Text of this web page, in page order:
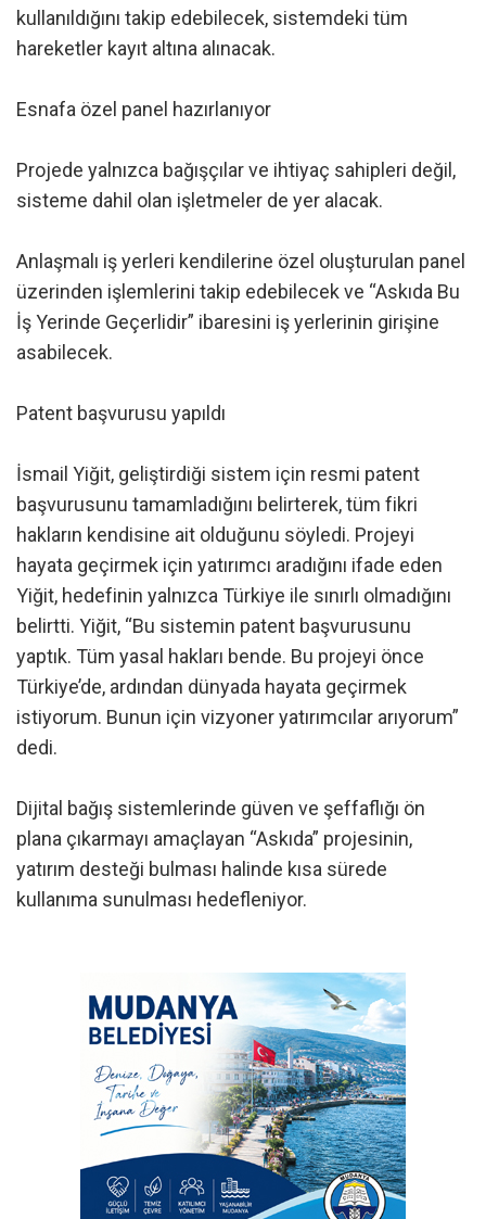
kullanıldığını takip edebilecek, sistemdeki tüm
hareketler kayıt altına alınacak.
Esnafa özel panel hazırlanıyor
Projede yalnızca bağışçılar ve ihtiyaç sahipleri değil,
sisteme dahil olan işletmeler de yer alacak.
Anlaşmalı iş yerleri kendilerine özel oluşturulan panel
üzerinden işlemlerini takip edebilecek ve “Askıda Bu
İş Yerinde Geçerlidir” ibaresini iş yerlerinin girişine
asabilecek.
Patent başvurusu yapıldı
İsmail Yiğit, geliştirdiği sistem için resmi patent
başvurusunu tamamladığını belirterek, tüm fikri
hakların kendisine ait olduğunu söyledi. Projeyi
hayata geçirmek için yatırımcı aradığını ifade eden
Yiğit, hedefinin yalnızca Türkiye ile sınırlı olmadığını
belirtti. Yiğit, “Bu sistemin patent başvurusunu
yaptık. Tüm yasal hakları bende. Bu projeyi önce
Türkiye’de, ardından dünyada hayata geçirmek
istiyorum. Bunun için vizyoner yatırımcılar arıyorum”
dedi.
Dijital bağış sistemlerinde güven ve şeffaflığı ön
plana çıkarmayı amaçlayan “Askıda” projesinin,
yatırım desteği bulması halinde kısa sürede
kullanıma sunulması hedefleniyor.